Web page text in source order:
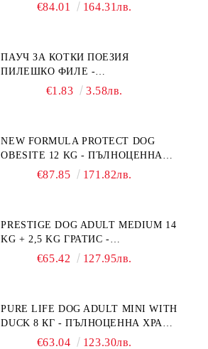
БЕЗ ЗЪРНО, БЕЗ ГЛУТЕН.
ПРОИЗВЕДЕНА ВЪВ ФРАНЦИЯ.
€84.01 164.31лв.
ПАУЧ ЗА КОТКИ ПОЕЗИЯ
ПИЛЕШКО ФИЛЕ -
ПРОМОКОМПЛЕКТ 3 БР.
€1.83 3.58лв.
NEW FORMULA PROTECT DOG
OBESITE 12 KG - ПЪЛНОЦЕННА
ДИЕТИЧНА ХРАНА ЗА КУЧЕТА
"РЕГУЛИРАНЕ НА ВНОСА НА
ГЛЮКОЗА (DIABETES MELLITUS)."
€87.85 171.82лв.
PRESTIGE DOG ADULT MEDIUM 14
KG + 2,5 KG ГРАТИС -
ПЪЛНОЦЕННА ХРАНА ЗА
€65.42 127.95лв.
PURE LIFE DOG ADULT MINI WITH
DUCK 8 КГ - ПЪЛНОЦЕННА ХРАНА
ЗА ПОРАСНАЛИ КУЧЕТА ОТ
€63.04 123.30лв.